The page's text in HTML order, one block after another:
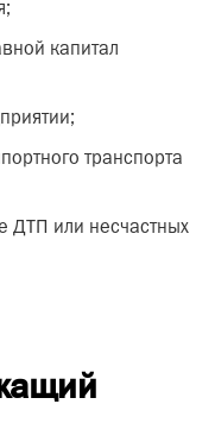
капитал
транспорта
ДТП или несчастных